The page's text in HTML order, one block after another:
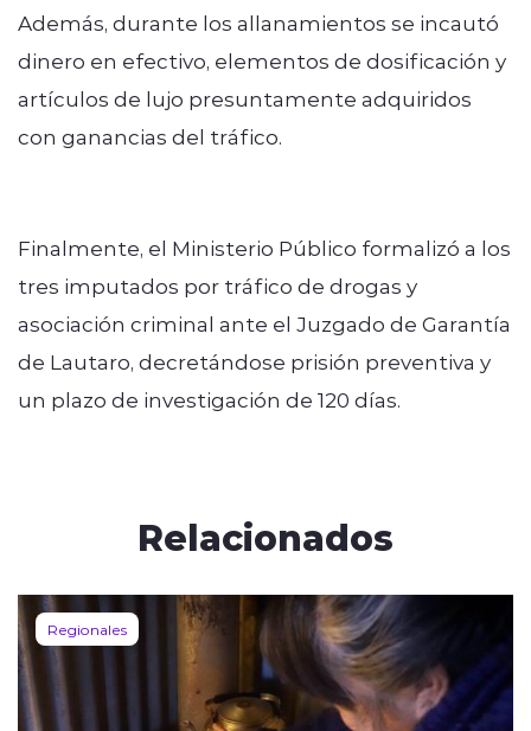
Además, durante los allanamientos se incautó
dinero en efectivo, elementos de dosificación y
artículos de lujo presuntamente adquiridos
con ganancias del tráfico.
Finalmente, el Ministerio Público formalizó a los
tres imputados por tráfico de drogas y
asociación criminal ante el Juzgado de Garantía
de Lautaro, decretándose prisión preventiva y
un plazo de investigación de 120 días.
Relacionados
Regionales